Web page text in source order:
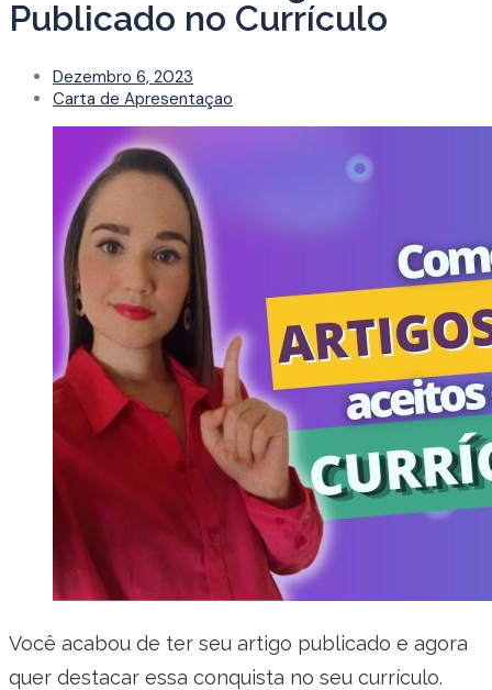
Publicado no Currículo
Dezembro 6, 2023
Carta de Apresentaçao
Você acabou de ter seu artigo publicado e agora
quer destacar essa conquista no seu currículo.